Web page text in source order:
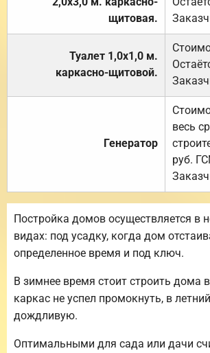
щитовая.
Туалет 1,0х1,0 м.
каркасно-щитовой.
Генератор
весь
руб.
Постройка домов осуществляется в
видах: под усадку, когда дом
определенное время и под ключ.
В зимнее время стоит строить дома
каркас не успел промокнуть, в
дождливую.
Оптимальными для сада или дачи